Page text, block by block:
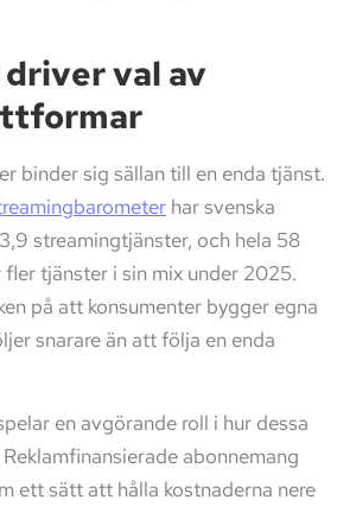
val av
binder sig sällan till en enda tjänst.
har svenska
streamingtjänster, och hela 58
tjänster i sin mix under 2025.
på att konsumenter bygger egna
snarare än att följa en enda
en avgörande roll i hur dessa
abonnemang
ett sätt att hålla kostnaderna nere